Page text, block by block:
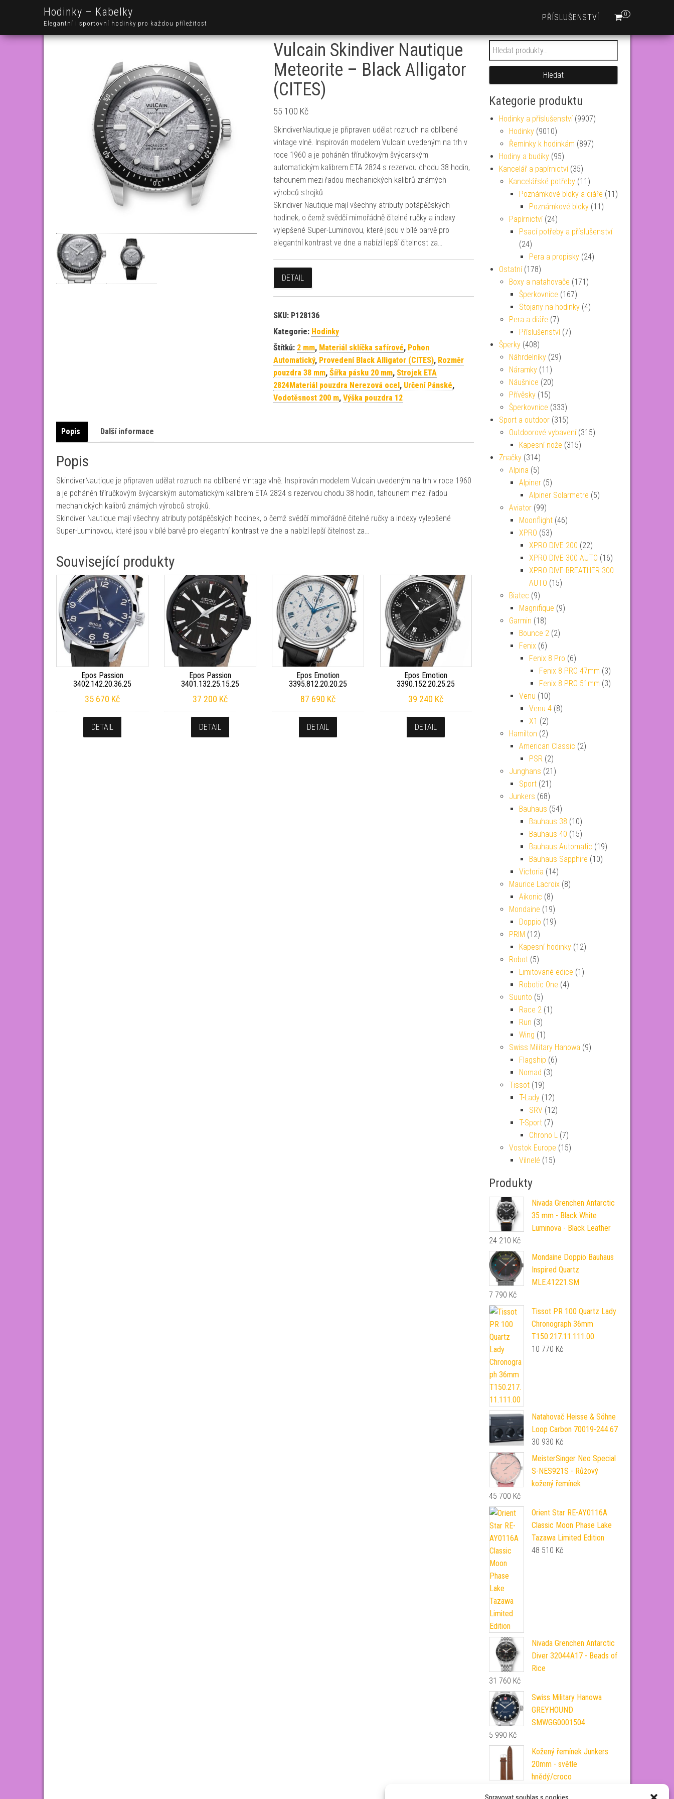
Hodinky – Kabelky
Elegantní i sportovní hodinky pro každou příležitost
0
PŘÍSLUŠENSTVÍ
Vulcain Skindiver Nautique
Meteorite – Black Alligator
(CITES)
55 100 Kč
SkindiverNautique je připraven udělat rozruch na oblíbené
vintage vlně. Inspirován modelem Vulcain uvedeným na trh v
roce 1960 a je poháněn tříručkovým švýcarským
automatickým kalibrem ETA 2824 s rezervou chodu 38 hodin,
tahounem mezi řadou mechanických kalibrů známých
výrobců strojků.
Skindiver Nautique mají všechny atributy potápěčských
hodinek, o čemž svědčí mimořádně čitelné ručky a indexy
vylepšené Super-Luminovou, které jsou v bílé barvě pro
elegantní kontrast ve dne a nabízí lepší čitelnost za…
DETAIL
SKU: P128136
Kategorie: Hodinky
Štítků: 2 mm, Materiál sklíčka safírové, Pohon
Automatický, Provedení Black Alligator (CITES), Rozměr
pouzdra 38 mm, Šířka pásku 20 mm, Strojek ETA
2824Materiál pouzdra Nerezová ocel, Určení Pánské,
Vodotěsnost 200 m, Výška pouzdra 12
Popis Další informace
Popis
SkindiverNautique je připraven udělat rozruch na oblíbené vintage vlně. Inspirován modelem Vulcain uvedeným na trh v roce 1960
a je poháněn tříručkovým švýcarským automatickým kalibrem ETA 2824 s rezervou chodu 38 hodin, tahounem mezi řadou
mechanických kalibrů známých výrobců strojků.
Skindiver Nautique mají všechny atributy potápěčských hodinek, o čemž svědčí mimořádně čitelné ručky a indexy vylepšené
Super-Luminovou, které jsou v bílé barvě pro elegantní kontrast ve dne a nabízí lepší čitelnost za…
Související produkty
Epos Passion
3402.142.20.36.25
35 670 Kč
DETAIL
Epos Passion
3401.132.25.15.25
37 200 Kč
DETAIL
Epos Emotion
3395.812.20.20.25
87 690 Kč
DETAIL
Epos Emotion
3390.152.20.25.25
39 240 Kč
DETAIL
Hledat:
Hledat
Kategorie produktu
Hodinky a příslušenství (9907)
Hodinky (9010)
Řemínky k hodinkám (897)
Hodiny a budíky (95)
Kancelář a papírnictví (35)
Kancelářské potřeby (11)
Poznámkové bloky a diáře (11)
Poznámkové bloky (11)
Papírnictví (24)
Psací potřeby a příslušenství
(24)
Pera a propisky (24)
Ostatní (178)
Boxy a natahovače (171)
Šperkovnice (167)
Stojany na hodinky (4)
Pera a diáře (7)
Příslušenství (7)
Šperky (408)
Náhrdelníky (29)
Náramky (11)
Náušnice (20)
Přívěsky (15)
Šperkovnice (333)
Sport a outdoor (315)
Outdoorové vybavení (315)
Kapesní nože (315)
Značky (314)
Alpina (5)
Alpiner (5)
Alpiner Solarmetre (5)
Aviator (99)
Moonflight (46)
XPRO (53)
XPRO DIVE 200 (22)
XPRO DIVE 300 AUTO (16)
XPRO DIVE BREATHER 300
AUTO (15)
Biatec (9)
Magnifique (9)
Garmin (18)
Bounce 2 (2)
Fenix (6)
Fenix 8 Pro (6)
Fenix 8 PRO 47mm (3)
Fenix 8 PRO 51mm (3)
Venu (10)
Venu 4 (8)
X1 (2)
Hamilton (2)
American Classic (2)
PSR (2)
Junghans (21)
Sport (21)
Junkers (68)
Bauhaus (54)
Bauhaus 38 (10)
Bauhaus 40 (15)
Bauhaus Automatic (19)
Bauhaus Sapphire (10)
Victoria (14)
Maurice Lacroix (8)
Aikonic (8)
Mondaine (19)
Doppio (19)
PRIM (12)
Kapesní hodinky (12)
Robot (5)
Limitované edice (1)
Robotic One (4)
Suunto (5)
Race 2 (1)
Run (3)
Wing (1)
Swiss Military Hanowa (9)
Flagship (6)
Nomad (3)
Tissot (19)
T-Lady (12)
SRV (12)
T-Sport (7)
Chrono L (7)
Vostok Europe (15)
Vilnelé (15)
Produkty
Nivada Grenchen Antarctic
35 mm - Black White
Luminova - Black Leather
24 210 Kč
Mondaine Doppio Bauhaus
Inspired Quartz
MLE.41221.SM
7 790 Kč
Tissot PR 100 Quartz Lady
Chronograph 36mm
T150.217.11.111.00
10 770 Kč
Natahovač Heisse & Söhne
Loop Carbon 70019-244.67
30 930 Kč
MeisterSinger Neo Special
S-NES921S - Růžový
kožený řemínek
45 700 Kč
Orient Star RE-AY0116A
Classic Moon Phase Lake
Tazawa Limited Edition
48 510 Kč
Nivada Grenchen Antarctic
Diver 32044A17 - Beads of
Rice
31 760 Kč
Swiss Military Hanowa
GREYHOUND
SMWGG0001504
5 990 Kč
Kožený řemínek Junkers
20mm - světle
hnědý/croco